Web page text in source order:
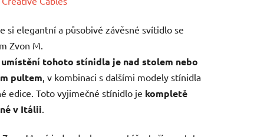
si elegantní a působivé závěsné svítidlo se
Zvon M.
tohoto stínidla je nad stolem nebo
pultem, v kombinaci s dalšími modely stínidla
edice. Toto vyjimečné stínidlo je kompletě
v Itálii.